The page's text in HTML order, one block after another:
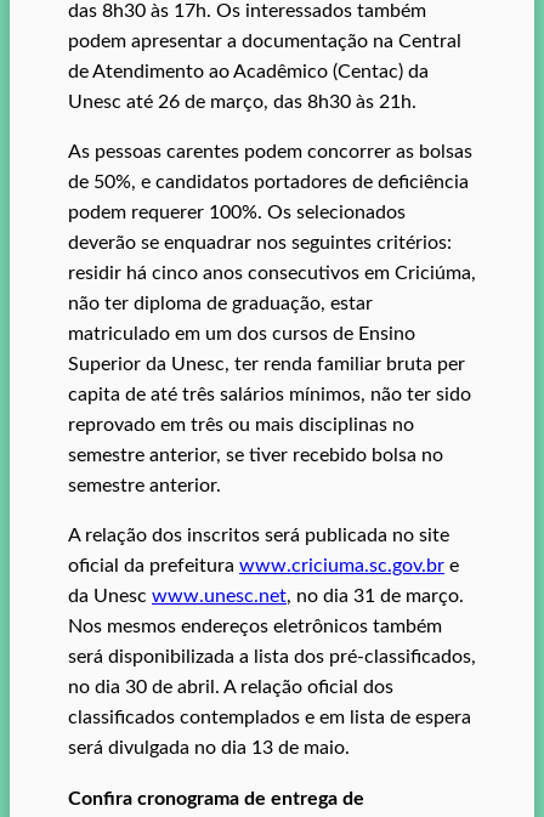
das 8h30 às 17h. Os interessados também
podem apresentar a documentação na Central
de Atendimento ao Acadêmico (Centac) da
Unesc até 26 de março, das 8h30 às 21h.
As pessoas carentes podem concorrer as bolsas
de 50%, e candidatos portadores de deficiência
podem requerer 100%. Os selecionados
deverão se enquadrar nos seguintes critérios:
residir há cinco anos consecutivos em Criciúma,
não ter diploma de graduação, estar
matriculado em um dos cursos de Ensino
Superior da Unesc, ter renda familiar bruta per
capita de até três salários mínimos, não ter sido
reprovado em três ou mais disciplinas no
semestre anterior, se tiver recebido bolsa no
semestre anterior.
A relação dos inscritos será publicada no site
oficial da prefeitura www.criciuma.sc.gov.br e
da Unesc www.unesc.net, no dia 31 de março.
Nos mesmos endereços eletrônicos também
será disponibilizada a lista dos pré-classificados,
no dia 30 de abril. A relação oficial dos
classificados contemplados e em lista de espera
será divulgada no dia 13 de maio.
Confira cronograma de entrega de